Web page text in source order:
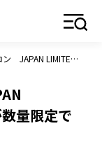
スコッティ・キャメロン JAPAN LIMITED GOLO 6.2R パターが数量限定で登場
量限定で